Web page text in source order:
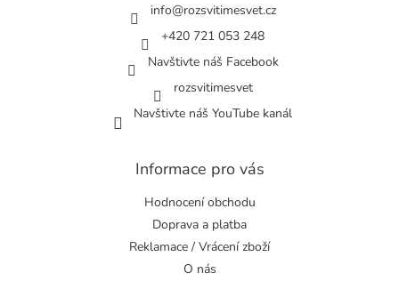
info@rozsvitimesvet.cz
+420 721 053 248
Navštivte náš Facebook
rozsvitimesvet
Navštivte náš YouTube kanál
Informace pro vás
Hodnocení obchodu
Doprava a platba
Reklamace / Vrácení zboží
O nás